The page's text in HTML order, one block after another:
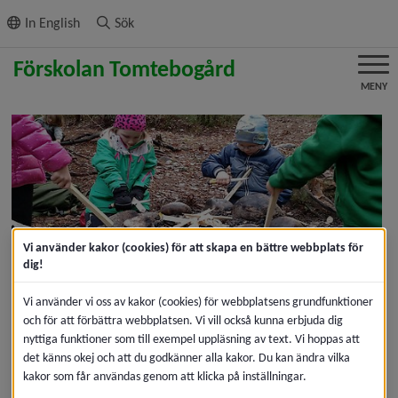
innehållet
In English Sök
MENY
Välkommen till oss på
förskolan Tomtebogård
Förskolan Tomtebogård ligger på Tomtebo nära skolan
och naturen vid Nydalasjöns strand. Här finns fyra
Vi använder kakor (cookies) för att skapa en bättre webbplats för
dig!
Vi använder vi oss av kakor (cookies) för webbplatsens grundfunktioner
och för att förbättra webbplatsen. Vi vill också kunna erbjuda dig
nyttiga funktioner som till exempel uppläsning av text. Vi hoppas att
det känns okej och att du godkänner alla kakor. Du kan ändra vilka
kakor som får användas genom att klicka på inställningar.